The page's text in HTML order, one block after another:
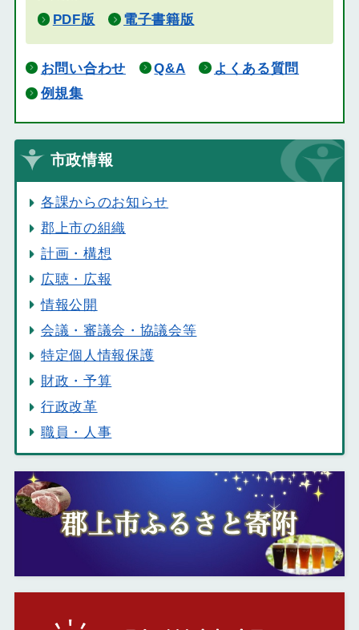
PDF版 電子書籍版
お問い合わせ Q&A
よくある質問
例規集
市政情報
各課からのお知らせ
郡上市の組織
計画・構想
広聴・広報
情報公開
会議・審議会・協議会等
特定個人情報保護
財政・予算
行政改革
職員・人事